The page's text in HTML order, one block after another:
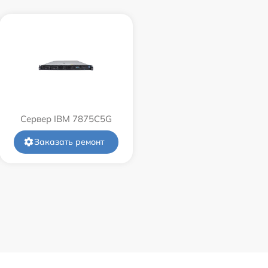
Сервер IBM 7875C5G
Заказать ремонт